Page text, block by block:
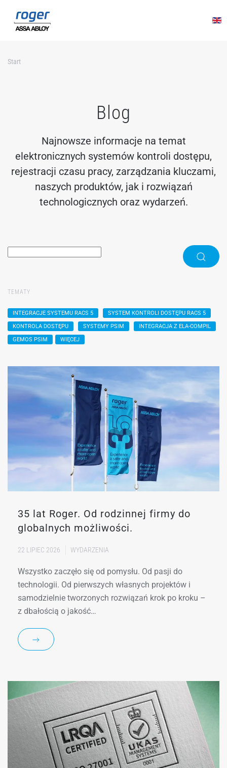
Przejdź do głównej treści
Start
Blog
Najnowsze informacje na temat
elektronicznych systemów kontroli dostępu,
rejestracji czasu pracy, zarządzania kluczami,
naszych produktów, jak i rozwiązań
technologicznych oraz wydarzeń.
TEMATY
INTEGRACJE SYSTEMU RACS 5
SYSTEM KONTROLI DOSTĘPU RACS 5
KONTROLA DOSTĘPU
SYSTEMY PSIM
INTEGRACJA Z ELA-COMPIL
GEMOS PSIM
WIĘCEJ
35 lat Roger. Od rodzinnej firmy do
globalnych możliwości.
22 LIPIEC 2026 WYDARZENIA
Wszystko zaczęło się od pomysłu. Od pasji do
technologii. Od pierwszych własnych projektów i
samodzielnie tworzonych rozwiązań krok po kroku –
z dbałością o jakość…